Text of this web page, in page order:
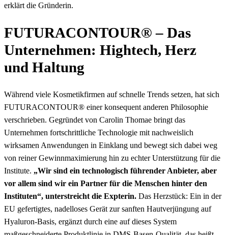
erklärt die Gründerin.
FUTURACONTOUR® – Das
Unternehmen: Hightech, Herz
und Haltung
Während viele Kosmetikfirmen auf schnelle Trends setzen, hat sich
FUTURACONTOUR® einer konsequent anderen Philosophie
verschrieben. Gegründet von Carolin Thomae bringt das
Unternehmen fortschrittliche Technologie mit nachweislich
wirksamen Anwendungen in Einklang und bewegt sich dabei weg
von reiner Gewinnmaximierung hin zu echter Unterstützung für die
Institute. „Wir sind ein technologisch führender Anbieter, aber
vor allem sind wir ein Partner für die Menschen hinter den
Instituten“, unterstreicht die Expterin. Das Herzstück: Ein in der
EU gefertigtes, nadelloses Gerät zur sanften Hautverjüngung auf
Hyaluron-Basis, ergänzt durch eine auf dieses System